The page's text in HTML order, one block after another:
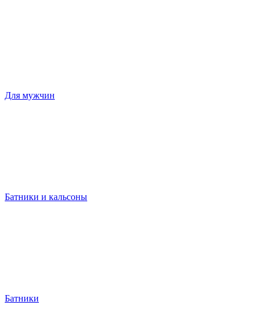
Для мужчин
Батники и кальсоны
Батники